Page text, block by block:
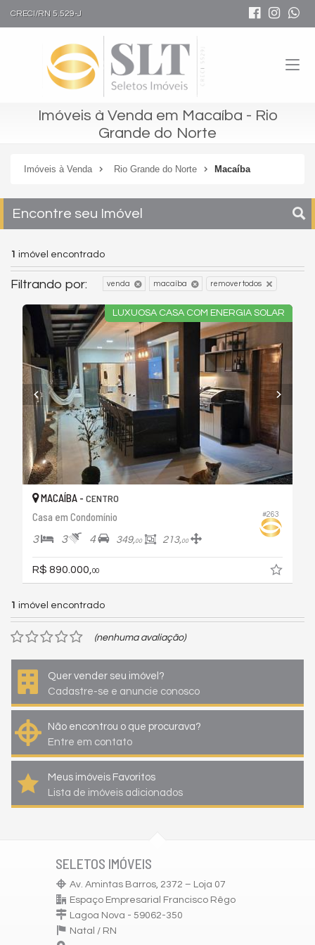
CRECI/RN 5.529-J
Imóveis à Venda em Macaíba - Rio
Grande do Norte
Imóveis à Venda Rio Grande do Norte Macaíba
Encontre seu Imóvel
1 imóvel encontrado
Filtrando por: venda macaíba remover todos
LUXUOSA CASA COM ENERGIA SOLAR
#263
MACAÍBA - CENTRO
Casa em Condomínio
3 3 4 349,00 213,00
R$ 890.000, 00
1 imóvel encontrado
(nenhuma avaliação)
Quer vender seu imóvel?
Cadastre-se e anuncie conosco
Não encontrou o que procurava?
Entre em contato
Meus imóveis Favoritos
Lista de imóveis adicionados
SELETOS IMÓVEIS
Av. Amintas Barros, 2372 – Loja 07
Espaço Empresarial Francisco Rêgo
Lagoa Nova - 59062-350
Natal / RN